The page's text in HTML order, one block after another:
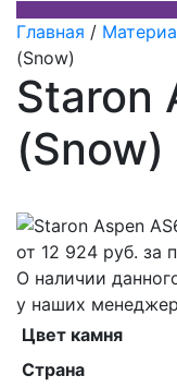
Главная /
(Snow)
Staron
(Snow)
от 12 924 руб. за
О наличии
у наших
Цвет камня
Страна